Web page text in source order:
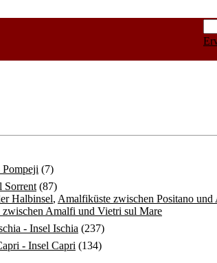
Pompeji (7)
Sorrent (87)
Halbinsel, Amalfiküste zwischen Positano und
Amalfi und Vietri sul Mare
- Insel Ischia (237)
- Insel Capri (134)